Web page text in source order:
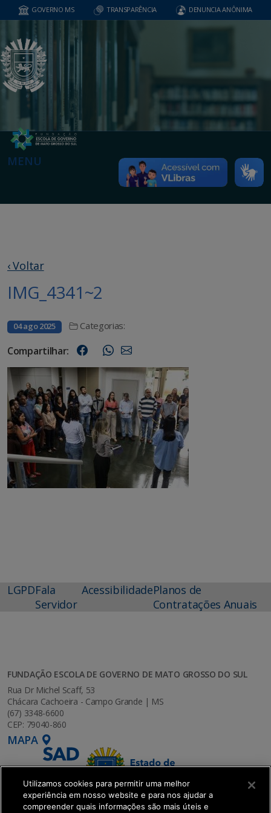
GOVERNO MS TRANSPARÊNCIA DENUNCIA ANÔNIMA
MENU
‹ Voltar
IMG_4341~2
04 ago 2025 Categorias:
Compartilhar:
LGPDFala
Servidor
AcessibilidadePlanos de
Contratações Anuais
FUNDAÇÃO ESCOLA DE GOVERNO DE MATO GROSSO DO SUL
Rua Dr Michel Scaff, 53
Chácara Cachoeira - Campo Grande | MS
(67) 3348-6600
CEP: 79040-860
MAPA
Utilizamos cookies para permitir uma melhor
experiência em nosso website e para nos ajudar a
compreender quais informações são mais úteis e